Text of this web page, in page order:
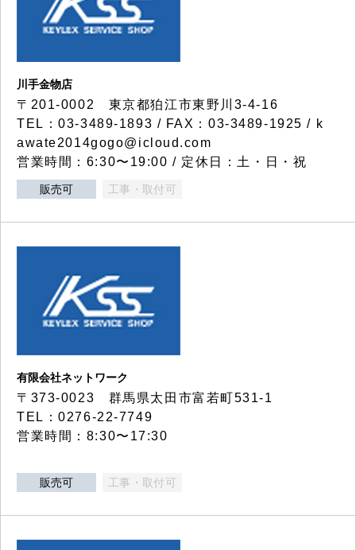
川手金物店
〒201-0002 東京都狛江市東野川3-4-16
TEL：03-3489-1893 / FAX：03-3489-1925 / k
awate2014gogo@icloud.com
営業時間：6:30〜19:00 / 定休日：土・日・祝
販売可 工事・取付可
有限会社ネットワーク
〒373-0023 群馬県太田市富若町531-1
TEL：0276-22-7749
営業時間：8:30〜17:30
販売可 工事・取付可